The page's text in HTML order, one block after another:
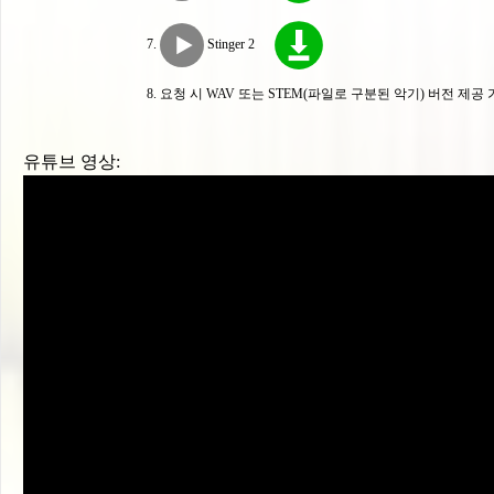
Stinger 2
요청 시 WAV 또는 STEM(파일로 구분된 악기) 버전 제공
유튜브 영상: